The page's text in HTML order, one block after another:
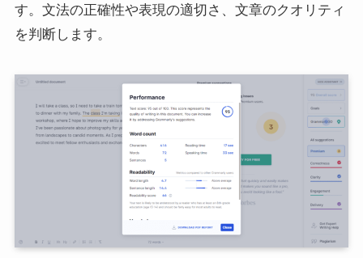
す。文法の正確性や表現の適切さ、文章のクオリティ
を判断します。